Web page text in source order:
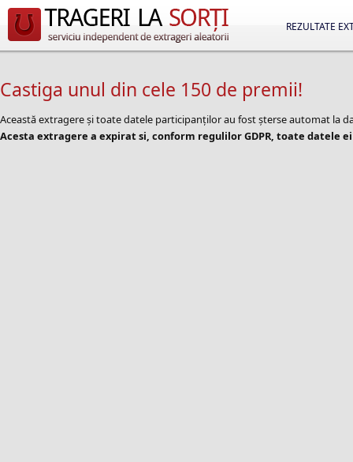
REZULTATE
Castiga unul din cele 150 de premii!
Această extragere și toate datele participanților au fost șterse automat la
Acesta extragere a expirat si, conform regulilor GDPR, toate datele